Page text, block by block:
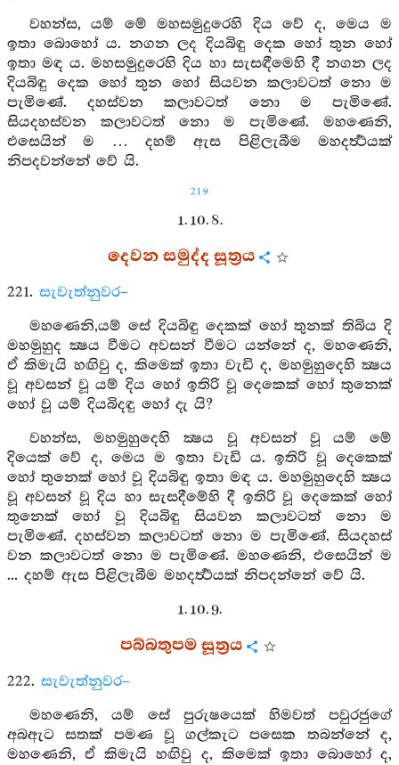
වහන්ස, යම් මේ මහසමුදුරෙහි දිය වේ ද, මෙය ම
ඉතා බොහෝ ය. නගන ලද දියබිඳු දෙක හෝ තුන හෝ
ඉතා මඳ ය. මහසමුදුරෙහි දිය හා සැසඳීමෙහි දී නගන ලද
දියබිඳු දෙක හෝ තුන හෝ සියවන කලාවටත් නො ම
පැමිණේ. දහස්වන කලාවටත් නො ම පැමිණේ.
සියදහස්වන කලාවටත් නො ම පැමිණේ. මහණෙනි,
එසෙයින් ම … දහම් ඇස පිළිලැබීම මහදර්‍ත්‍ථයක්
නිපදවන්නේ වේ යි.
219
1. 10. 8.
දෙවන සමුද්ද සූත්‍රය
221. සැවැත්නුවර–
මහණෙනි,යම් සේ දියබිඳු දෙකක් හෝ තුනක් තිබිය දි
මහමුහුද ක්‍ෂය වීමට අවසන් වීමට යන්නේ ද, මහණෙනි,
ඒ කිමැයි හඟිවු ද, කිමෙක් ඉතා වැඩි ද, මහමුහුදෙහි ක්‍ෂය
වූ අවසන් වූ යම් දිය හෝ ඉතිරි වූ දෙකෙක් හෝ තුනෙක්
හෝ වූ යම් දියබිදඳු හෝ දැ යි?
වහන්ස, මහමුහුදෙහි ක්‍ෂය වූ අවසන් වූ යම් මේ
දියෙක් වේ ද, මෙය ම ඉතා වැඩි ය. ඉතිරි වූ දෙකෙක්
හෝ තුනෙක් හෝ වූ දියබිඳු ඉතා මඳ ය. මහමුහුදෙහි ක්‍ෂය
වූ අවසන් වූ දිය හා සැසදීමේහි දී ඉතිරි වූ දෙකෙක් හෝ
තුනෙක් හෝ වූ දියබිඳු සියවන කලාවටත් නො ම
පැමිණේ. දහස්වන කලාවටත් නො ම පැමිණේ. සියදහස්
වන කලාවටත් නො ම පැමිණේ. මහණෙනි, එසෙයින් ම
... දහම් ඇස පිළිලැබීම මහදර්‍ත්‍ථයක් නිපදන්නේ වේ යි.
1. 10. 9.
පබ්බතුපම සූත්‍රය
222. සැවැත්නුවර–
මහණෙනි, යම් සේ පුරුෂයෙක් හිමවත් පවුරජුගේ
අබඇට සතක් පමණ වූ ගල්කැට පසෙක තබන්නේ ද,
මහණෙනි, ඒ කිමැයි හඟිවු ද, කිමෙක් ඉතා බොහෝ ද,